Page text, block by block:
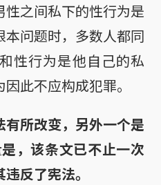
之间私下的性行为是
问题时，多数人都同
性行为是他自己的私
此不应构成犯罪。
所改变，另外一个是
，该条文已不止一次
反了宪法。